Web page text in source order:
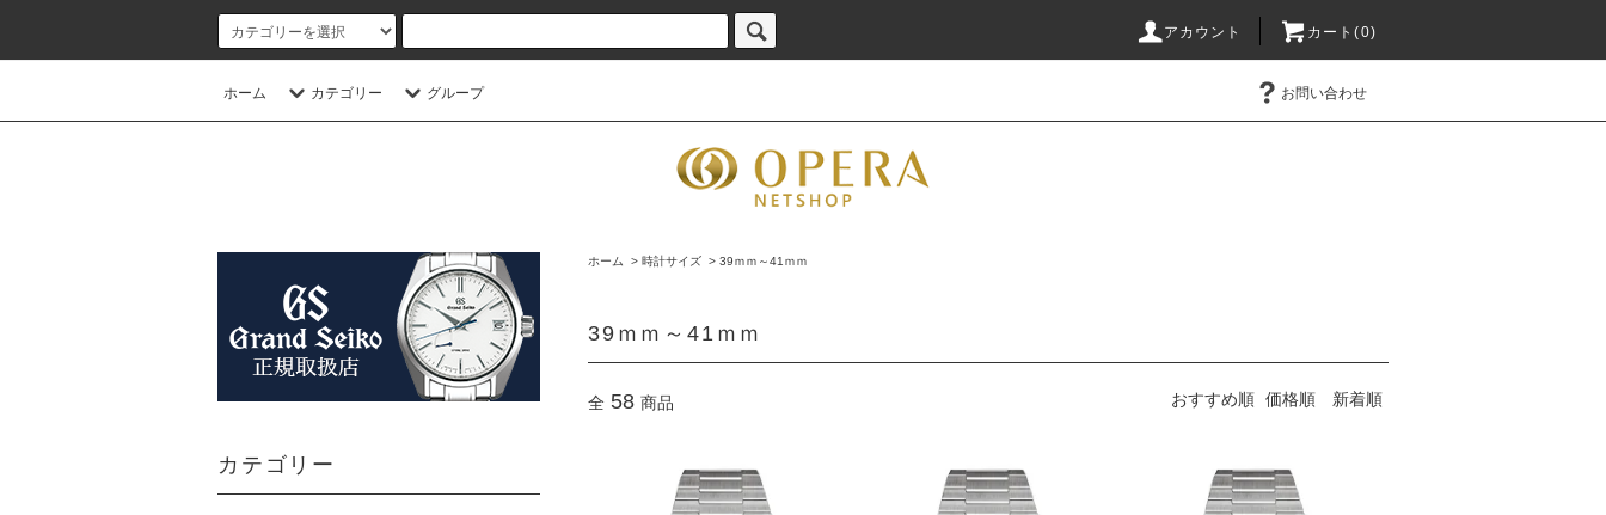
アカウント カート(0)
ホーム カテゴリー グループ お問い合わせ
ホーム > 時計サイズ > 39ｍｍ～41ｍｍ
39ｍｍ～41ｍｍ
全 58 商品 おすすめ順 価格順 新着順
カテゴリー